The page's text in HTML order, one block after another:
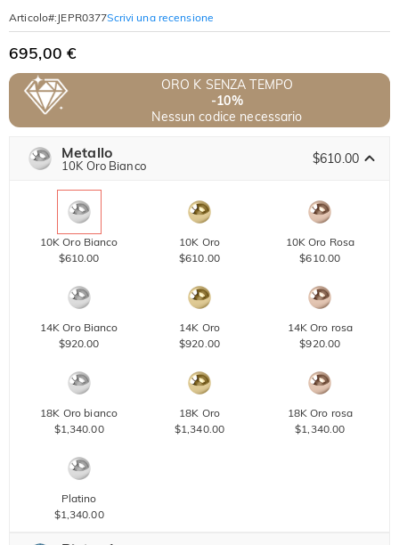
Articolo#: JEPR0377Scrivi una recensione
695,00 €
ORO K SENZA TEMPO
-10%
Nessun codice necessario
Metallo
10K Oro Bianco $610.00
10K Oro Bianco
$610.00
10K Oro
$610.00
10K Oro Rosa
$610.00
14K Oro Bianco
$920.00
14K Oro
$920.00
14K Oro rosa
$920.00
18K Oro bianco
$1,340.00
18K Oro
$1,340.00
18K Oro rosa
$1,340.00
Platino
$1,340.00